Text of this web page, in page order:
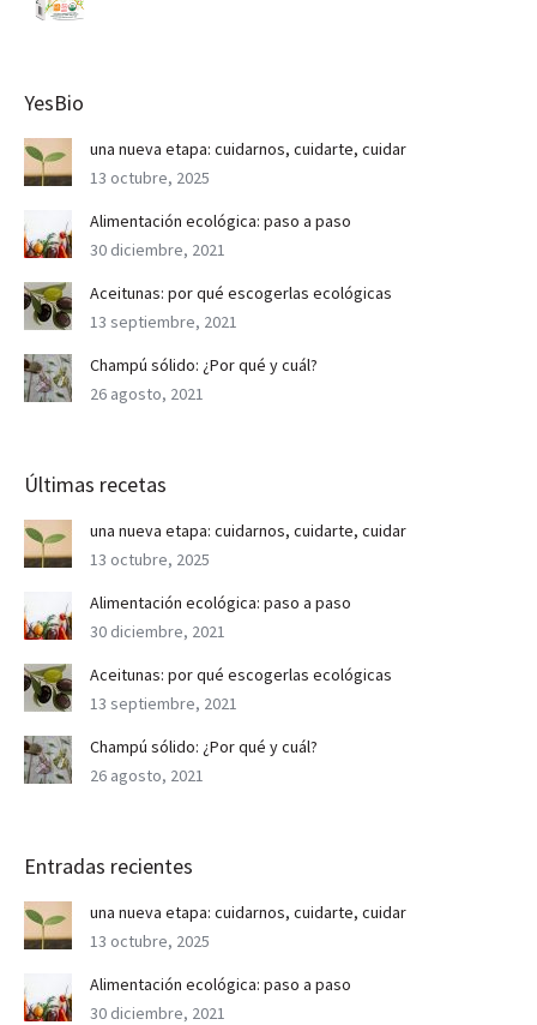
YesBio
una nueva etapa: cuidarnos, cuidarte, cuidar
13 octubre, 2025
Alimentación ecológica: paso a paso
30 diciembre, 2021
Aceitunas: por qué escogerlas ecológicas
13 septiembre, 2021
Champú sólido: ¿Por qué y cuál?
26 agosto, 2021
Últimas recetas
una nueva etapa: cuidarnos, cuidarte, cuidar
13 octubre, 2025
Alimentación ecológica: paso a paso
30 diciembre, 2021
Aceitunas: por qué escogerlas ecológicas
13 septiembre, 2021
Champú sólido: ¿Por qué y cuál?
26 agosto, 2021
Entradas recientes
una nueva etapa: cuidarnos, cuidarte, cuidar
13 octubre, 2025
Alimentación ecológica: paso a paso
30 diciembre, 2021